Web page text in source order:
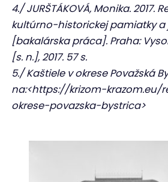
4./ JURŠTÁKOVÁ, Monika. 2017.
kultúrno-historickej pamiatky a
[bakalárska práca]. Praha:
[s. n.], 2017. 57 s.
5./ Kaštiele v okrese Považská
na:<https://krizom-
okrese-povazska-bystrica>